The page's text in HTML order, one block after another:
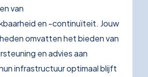
van
en -continuïteit. Jouw
omvatten het bieden van
en advies aan
infrastructuur optimaal blijft